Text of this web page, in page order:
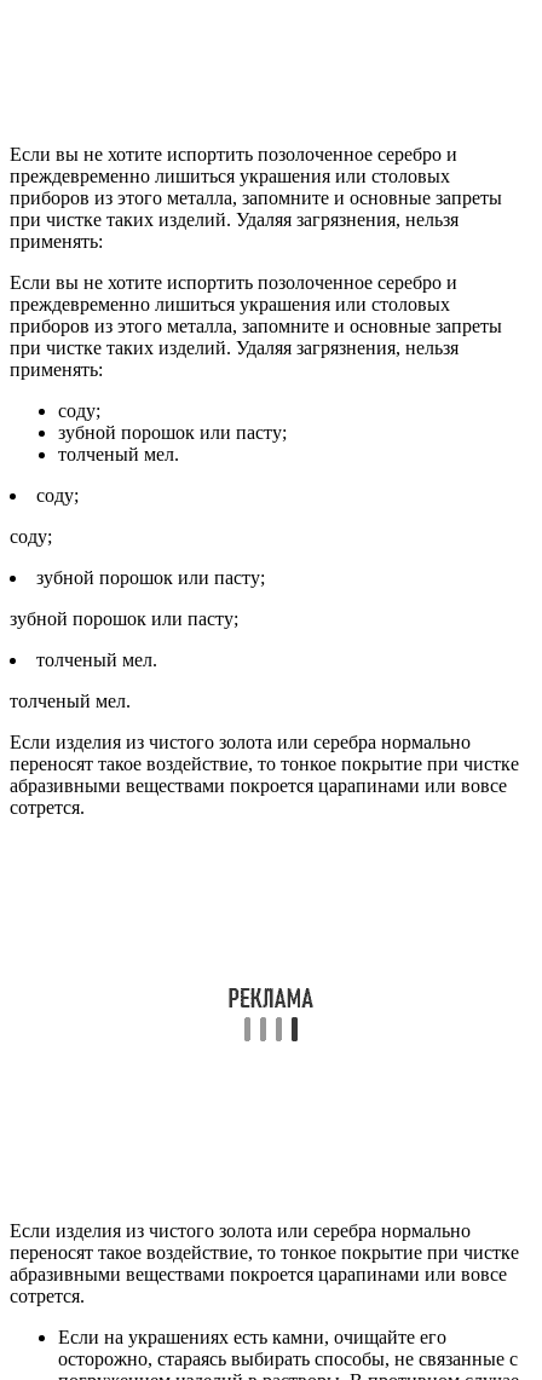
Если вы не хотите испортить позолоченное серебро и
преждевременно лишиться украшения или столовых
приборов из этого металла, запомните и основные запреты
при чистке таких изделий. Удаляя загрязнения, нельзя
применять:
Если вы не хотите испортить позолоченное серебро и
преждевременно лишиться украшения или столовых
приборов из этого металла, запомните и основные запреты
при чистке таких изделий. Удаляя загрязнения, нельзя
применять:
соду;
зубной порошок или пасту;
толченый мел.
соду;
соду;
зубной порошок или пасту;
зубной порошок или пасту;
толченый мел.
толченый мел.
Если изделия из чистого золота или серебра нормально
переносят такое воздействие, то тонкое покрытие при чистке
абразивными веществами покроется царапинами или вовсе
сотрется.
Если изделия из чистого золота или серебра нормально
переносят такое воздействие, то тонкое покрытие при чистке
абразивными веществами покроется царапинами или вовсе
сотрется.
Если на украшениях есть камни, очищайте его
осторожно, стараясь выбирать способы, не связанные с